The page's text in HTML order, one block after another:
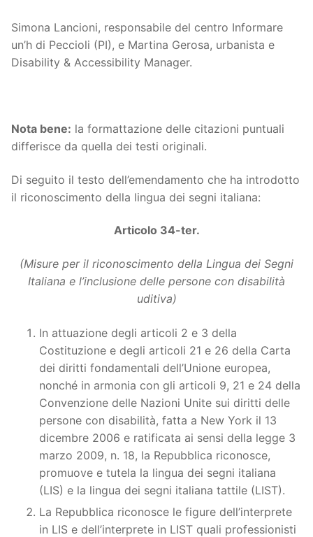
Simona Lancioni, responsabile del centro Informare
un’h di Peccioli (PI), e Martina Gerosa, urbanista e
Disability & Accessibility Manager.
Nota bene: la formattazione delle citazioni puntuali
differisce da quella dei testi originali.
Di seguito il testo dell’emendamento che ha introdotto
il riconoscimento della lingua dei segni italiana:
Articolo 34-ter.
(Misure per il riconoscimento della Lingua dei Segni
Italiana e l’inclusione delle persone con disabilità
uditiva)
In attuazione degli articoli 2 e 3 della
Costituzione e degli articoli 21 e 26 della Carta
dei diritti fondamentali dell’Unione europea,
nonché in armonia con gli articoli 9, 21 e 24 della
Convenzione delle Nazioni Unite sui diritti delle
persone con disabilità, fatta a New York il 13
dicembre 2006 e ratificata ai sensi della legge 3
marzo 2009, n. 18, la Repubblica riconosce,
promuove e tutela la lingua dei segni italiana
(LIS) e la lingua dei segni italiana tattile (LIST).
La Repubblica riconosce le figure dell’interprete
in LIS e dell’interprete in LIST quali professionisti